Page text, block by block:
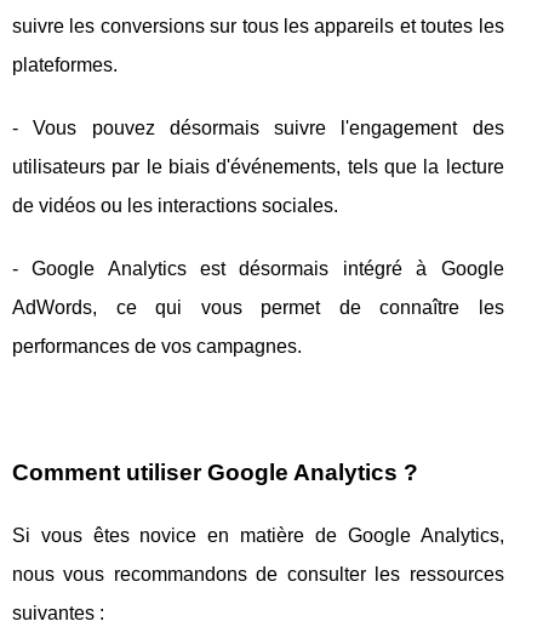
suivre les conversions sur tous les appareils et toutes les
plateformes.
- Vous pouvez désormais suivre l'engagement des
utilisateurs par le biais d'événements, tels que la lecture
de vidéos ou les interactions sociales.
- Google Analytics est désormais intégré à Google
AdWords, ce qui vous permet de connaître les
performances de vos campagnes.
Comment utiliser Google Analytics ?
Si vous êtes novice en matière de Google Analytics,
nous vous recommandons de consulter les ressources
suivantes :